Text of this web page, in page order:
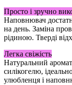
Просто і зручно
Наповнювач
на день. Заміна
рідиною. Тверді
Легка свіжість
Натуральний
силікогелю,
улюбленця і